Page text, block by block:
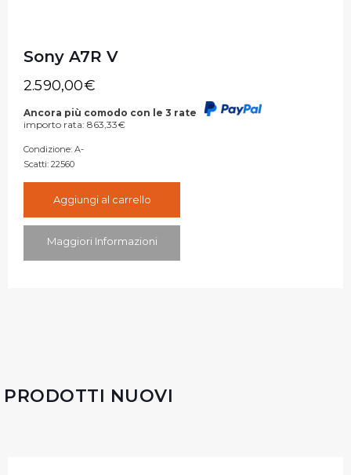
Sony A7R V
2.590,00€
Ancora più comodo con le 3 rate
importo rata: 863,33€
Condizione: A-
Scatti: 22560
Aggiungi al carrello
Maggiori Informazioni
PRODOTTI NUOVI